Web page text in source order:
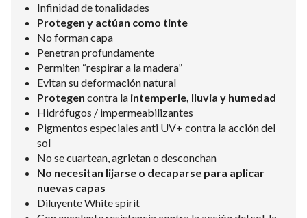
Infinidad de tonalidades
Protegen y actúan como tinte
No forman capa
Penetran profundamente
Permiten “respirar a la madera”
Evitan su deformación natural
Protegen contra la intemperie, lluvia y humedad
Hidrófugos / impermeabilizantes
Pigmentos especiales anti UV+ contra la acción del
sol
No se cuartean, agrietan o desconchan
No necesitan lijarse o decaparse para aplicar
nuevas capas
Diluyente White spirit